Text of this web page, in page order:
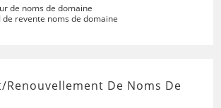
de noms de domaine
de revente noms de domaine
renouvellement De Noms De